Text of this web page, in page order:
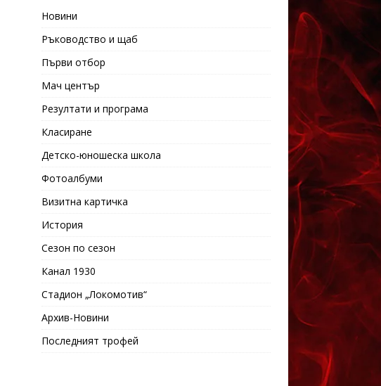
Новини
Ръководство и щаб
Първи отбор
Мач център
Резултати и програма
Класиране
Детско-юношеска школа
Фотоалбуми
Визитна картичка
История
Сезон по сезон
Канал 1930
Стадион „Локомотив“
Архив-Новини
Последният трофей